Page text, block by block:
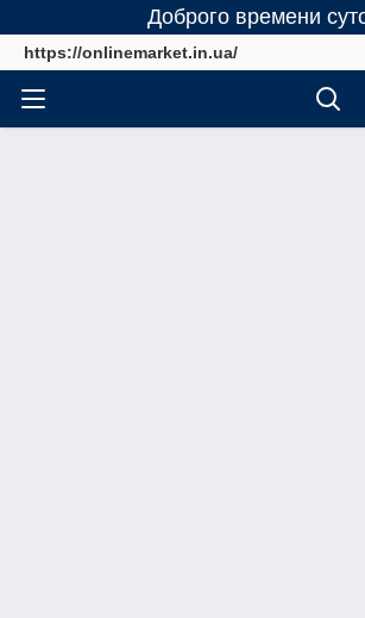
Доброго времени
https://onlinemarket.in.ua/